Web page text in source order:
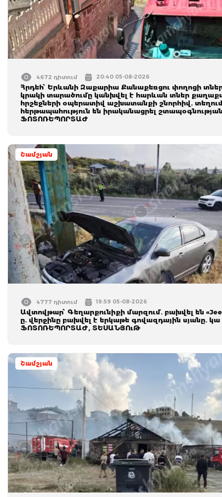
4672 դիտում 20:40 05-08-2026
Հրդեհ՝ Երևանի Զաքարիա Քանաքեռցու փողոցի
կրակի տարածումը կանխվել է հարևան տներ
հրշեջների օպերատիվ աշխատանքի շնորհիվ.
հերթապահություն են իրականացրել
ՖՈՏՈՌԵՊՈՐՏԱԺ
Շամշյան
4777 դիտում 19:59 05-08-2026
Ավտովթար՝ Գեղարքունիքի մարզում. բախվել են
ը. վերջինը բախվել է երկաթե գովազդային սյանը.
ՖՈՏՈՌԵՊՈՐՏԱԺ, ՏԵՍԱՆՅՈւԹ
Շամշյան